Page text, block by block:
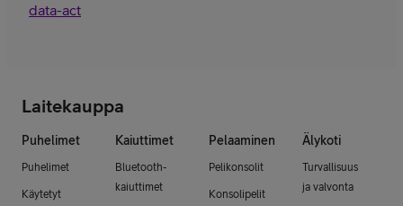
data-act
Laitekauppa
Puhelimet
Puhelimet
Käytetyt
Kaiuttimet
Bluetooth-
kaiuttimet
Pelaaminen
Pelikonsolit
Konsolipelit
Älykoti
Turvallisuus
ja valvonta